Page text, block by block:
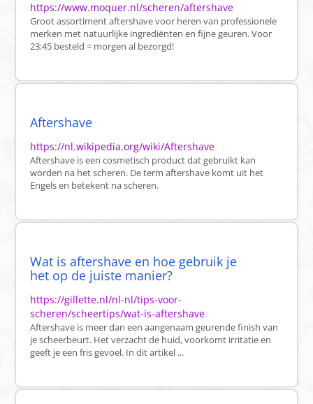
https://www.moquer.nl/scheren/aftershave
Groot assortiment aftershave voor heren van professionele
merken met natuurlijke ingrediënten en fijne geuren. Voor
23:45 besteld = morgen al bezorgd!
Aftershave
https://nl.wikipedia.org/wiki/Aftershave
Aftershave is een cosmetisch product dat gebruikt kan
worden na het scheren. De term aftershave komt uit het
Engels en betekent na scheren.
Wat is aftershave en hoe gebruik je
het op de juiste manier?
https://gillette.nl/nl-nl/tips-voor-
scheren/scheertips/wat-is-aftershave
Aftershave is meer dan een aangenaam geurende finish van
je scheerbeurt. Het verzacht de huid, voorkomt irritatie en
geeft je een fris gevoel. In dit artikel ...